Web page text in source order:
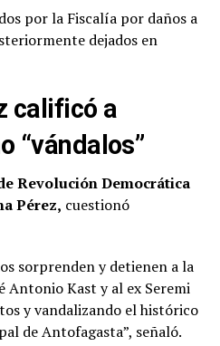
por la Fiscalía por daños a
dejados en
calificó a
“vándalos”
Revolución Democrática
Pérez, cuestionó
sorprenden y detienen a la
Antonio Kast y al ex Seremi
y vandalizando el histórico
de Antofagasta”, señaló.